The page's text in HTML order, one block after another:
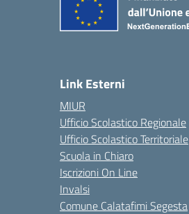
Link Esterni
MIUR
Ufficio Scolastico Regionale
Ufficio Scolastico Territoriale
Scuola in Chiaro
Iscrizioni On Line
Invalsi
Comune Calatafimi Segesta